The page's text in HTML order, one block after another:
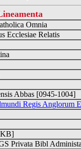
Omnia
Ecclesiae Relatis
Abbas [0945-1004]
Regis Anglorum
Privata Bibl